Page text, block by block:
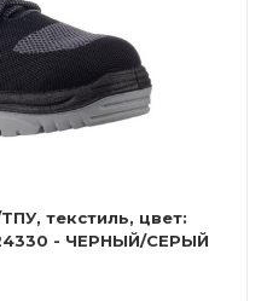
текстиль, цвет:
- ЧЕРНЫЙ/СЕРЫЙ